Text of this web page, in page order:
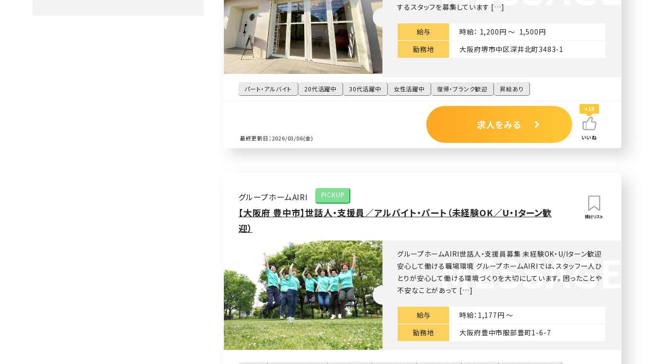
パート・アルバイト 20代活躍中 30代活躍中 女性活躍中 復帰・ブランク歓迎 昇給あり
するスタッフを募集しています […]
給与
時給： 1,200円 〜 1,500円
勤務地
大阪府堺市中区深井北町3483-1
最終更新日：2026/03/06(金)
求人をみる
+10
いいね
グループホームAIRI PICKUP
【大阪府 豊中市】世話人・支援員／アルバイト・パート（未経験OK／U・Iターン歓
迎）
検討リスト
グループホームAIRI世話人・支援員募集 未経験OK・U/Iターン歓迎
安心して働ける職場環境 グループホームAIRIでは、スタッフ一人ひ
とりが安心して働ける環境づくりを大切にしています。 困ったことや
不安なことがあって […]
給与
時給：1,177円 〜
勤務地
大阪府豊中市服部豊町1-6-7